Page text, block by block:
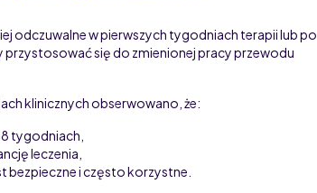
odczuwalne w pierwszych tygodniach terapii lub po
przystosować się do zmienionej pracy przewodu
klinicznych obserwowano, że:
tygodniach,
leczenia,
bezpieczne i często korzystne.